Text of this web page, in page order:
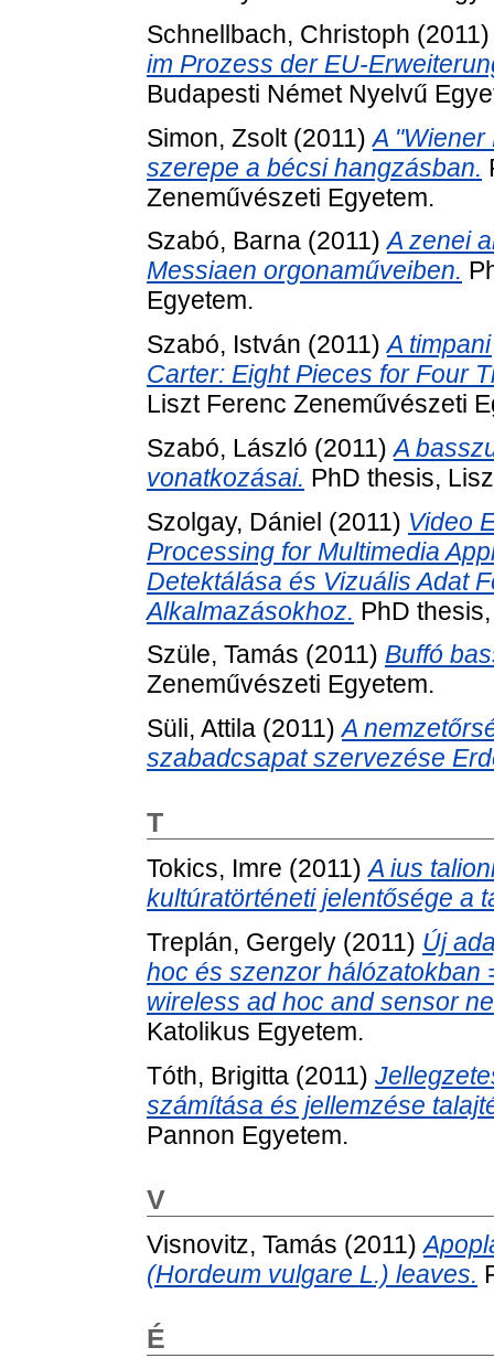
Schnellbach, Christoph
im Prozess der EU-
Budapesti Német Nyelvű
Simon, Zsolt(2011)A "Wiener
szerepe a bécsi hangzásban.
Zeneművészeti Egyetem.
Szabó, Barna (2011)A zenei
Messiaen orgonaműveiben.
Egyetem.
Szabó, István (2011)A
Carter: Eight Pieces for Four
Liszt Ferenc Zeneművészeti
Szabó, László (2011)A
vonatkozásai. PhD thesis,
Szolgay, Dániel (2011) Video
Processing for Multimedia
Detektálása és Vizuális Adat
Alkalmazásokhoz. PhD
Szüle, Tamás (2011) Buffó
Zeneművészeti Egyetem.
Süli, Attila (2011)A
szabadcsapat szervezése
T
Tokics, Imre (2011)A ius
kultúratörténeti jelentősége a
Treplán, Gergely (2011) Új
hoc és szenzor hálózatokban
wireless ad hoc and sensor
Katolikus Egyetem.
Tóth, Brigitta (2011)
számítása és jellemzése
Pannon Egyetem.
V
Visnovitz, Tamás (2011)
(Hordeum vulgare L.) leaves.
É